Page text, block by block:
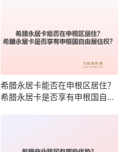
希腊永居卡能否在申根区居住？
希腊永居卡是否享有申根国自由